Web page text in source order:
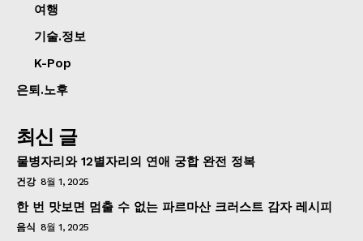
여행
기술.정보
K-Pop
은퇴.노후
최신 글
물병자리와 12별자리의 연애 궁합 완전 정복
건강 8월 1, 2025
한 번 맛보면 멈출 수 없는 파르마산 크러스트 감자 레시피
음식 8월 1, 2025